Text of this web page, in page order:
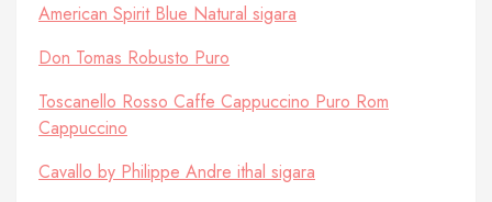
American Spirit Blue Natural sigara
Don Tomas Robusto Puro
Toscanello Rosso Caffe Cappuccino Puro Rom
Cappuccino
Cavallo by Philippe Andre ithal sigara